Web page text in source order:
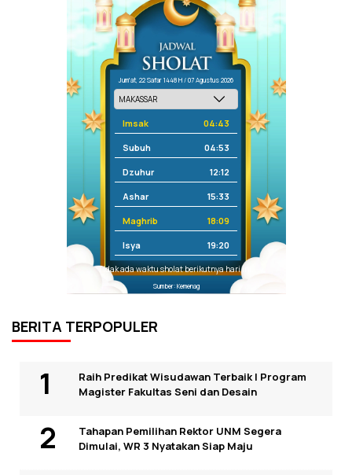
Jum'at, 22 Safar 1448 H / 07 Agustus 2026
Imsak 04:43
Subuh 04:53
Dzuhur 12:12
Ashar 15:33
Maghrib 18:09
Isya 19:20
Tidak ada waktu sholat berikutnya hari ini.
Sumber: Kemenag
BERITA TERPOPULER
Raih Predikat Wisudawan Terbaik I Program
Magister Fakultas Seni dan Desain
Tahapan Pemilihan Rektor UNM Segera
Dimulai, WR 3 Nyatakan Siap Maju